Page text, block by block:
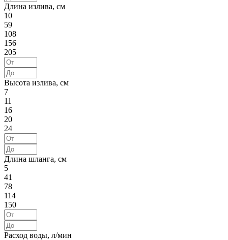
Длина излива, см
10
59
108
156
205
Высота излива, см
7
11
16
20
24
Длина шланга, см
5
41
78
114
150
Расход воды, л/мин